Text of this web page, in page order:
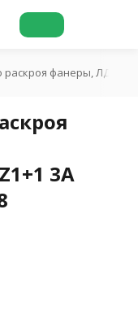
раскроя фанеры, ЛДСП,
3A